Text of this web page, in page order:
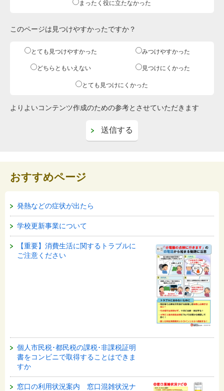
まったく役に立たなかった
このページは見つけやすかったですか？
とても見つけやすかった みつけやすかった
どちらともいえない 見つけにくかった
とても見つけにくかった
よりよいコンテンツ作成のための参考とさせていただきます
おすすめページ
発熱などの症状が出たら
学校更新事業について
【重要】消費生活に関するトラブルに
ご注意ください
個人市民税･都民税の課税･非課税証明
書をコンビニで取得することはできま
すか
窓口の利用状況案内 窓口混雑状況ナ